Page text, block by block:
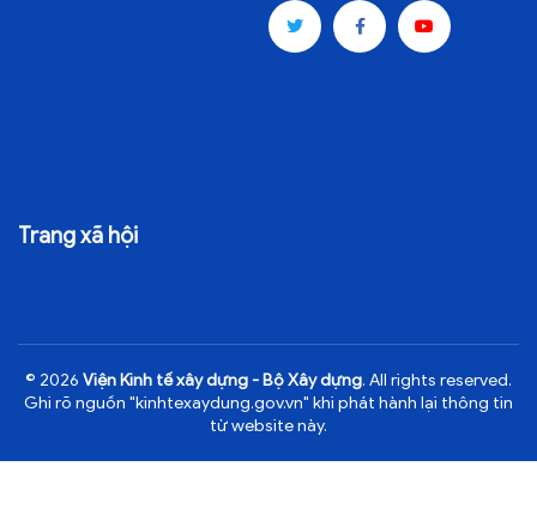
Trang xã hội
© 2026 Viện Kinh tế xây dựng - Bộ Xây dựng. All rights reserved.
Ghi rõ nguồn "kinhtexaydung.gov.vn" khi phát hành lại thông tin
từ website này.